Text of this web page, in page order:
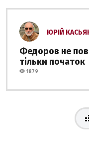
ЮРІЙ
Федоров не
тільки початок
1879